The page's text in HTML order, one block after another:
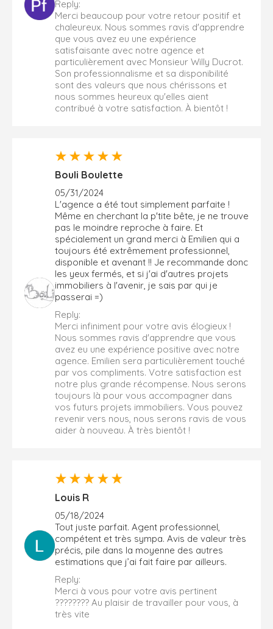
Reply:
Merci beaucoup pour votre retour positif et
chaleureux. Nous sommes ravis d'apprendre
que vous avez eu une expérience
satisfaisante avec notre agence et
particulièrement avec Monsieur Willy Ducrot.
Son professionnalisme et sa disponibilité
sont des valeurs que nous chérissons et
nous sommes heureux qu'elles aient
contribué à votre satisfaction. À bientôt !
Bouli Boulette
05/31/2024
L'agence a été tout simplement parfaite !
Même en cherchant la p'tite bête, je ne trouve
pas le moindre reproche à faire. Et
spécialement un grand merci à Emilien qui a
toujours été extrêmement professionnel,
disponible et avenant !! Je recommande donc
les yeux fermés, et si j'ai d'autres projets
immobiliers à l'avenir, je sais par qui je
passerai =)
Reply:
Merci infiniment pour votre avis élogieux !
Nous sommes ravis d'apprendre que vous
avez eu une expérience positive avec notre
agence. Emilien sera particulièrement touché
par vos compliments. Votre satisfaction est
notre plus grande récompense. Nous serons
toujours là pour vous accompagner dans
vos futurs projets immobiliers. Vous pouvez
revenir vers nous, nous serons ravis de vous
aider à nouveau. À très bientôt !
Louis R
05/18/2024
Tout juste parfait. Agent professionnel,
compétent et très sympa. Avis de valeur très
précis, pile dans la moyenne des autres
estimations que j’ai fait faire par ailleurs.
Reply:
Merci à vous pour votre avis pertinent
???????? Au plaisir de travailler pour vous, à
très vite